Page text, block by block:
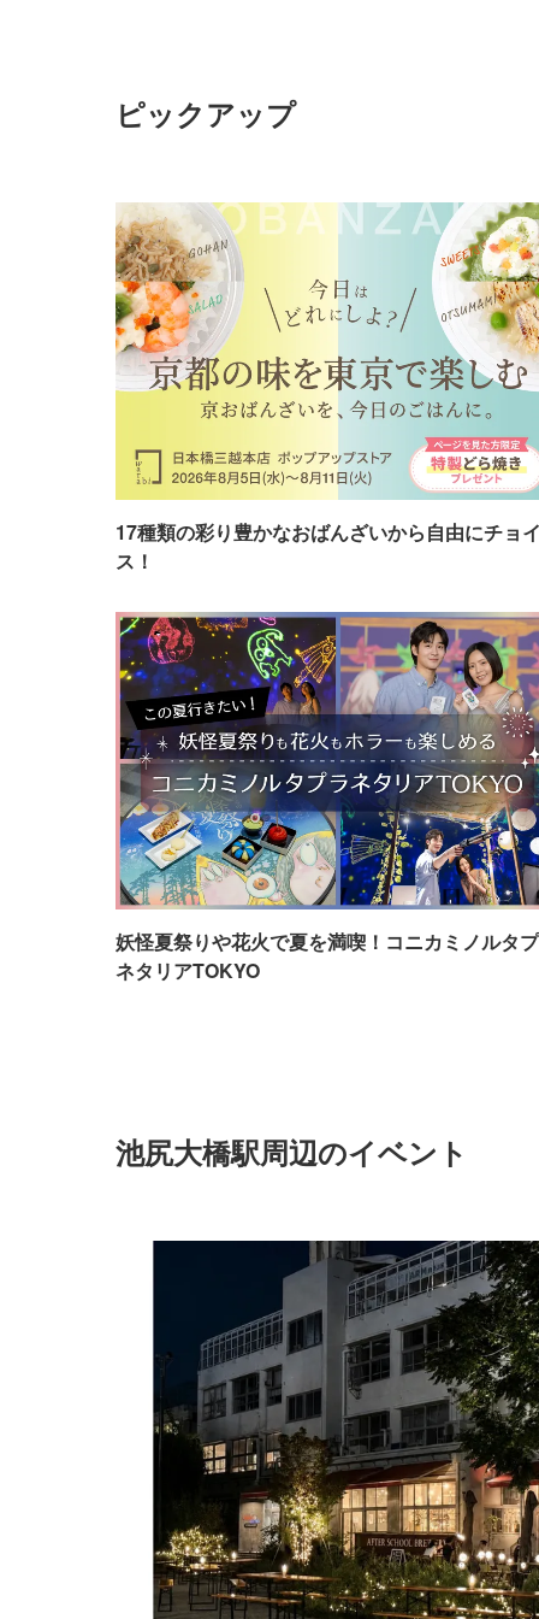
ピックアップ
17種類の彩り豊かなおばんざいから自由にチョ
ス！
妖怪夏祭りや花火で夏を満喫！コニカミノルタ
ネタリアTOKYO
池尻大橋駅周辺のイベント